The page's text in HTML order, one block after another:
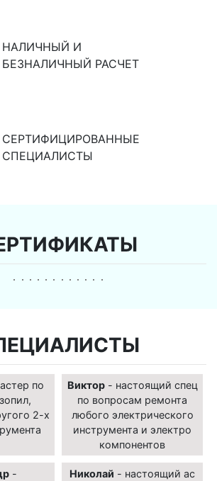
НАЛИЧНЫЙ И
БЕЗНАЛИЧНЫЙ РАСЧЕТ
СЕРТИФИЦИРОВАННЫЕ
СПЕЦИАЛИСТЫ
по
2-х
Виктор- настоящий спец
по вопросам ремонта
любого электрического
инструмента и электро
компонентов
-
Николай - настоящий ас